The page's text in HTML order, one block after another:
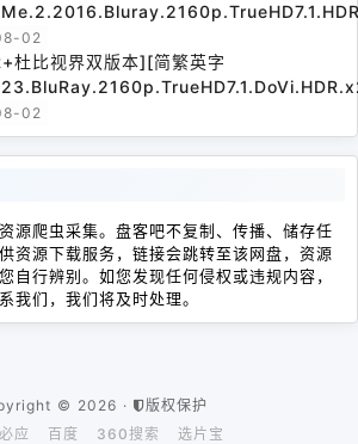
02
杜比视界双版本][简繁英字
02
源爬虫采集。盘客吧不复制、传播、储存任
资源下载服务，链接会跳转至该网盘，资源
自行辨别。如您发现任何侵权或违规内容，
我们，我们将及时处理。
© 2026 ·
版权保护
必应 百度 360搜索 选片宝